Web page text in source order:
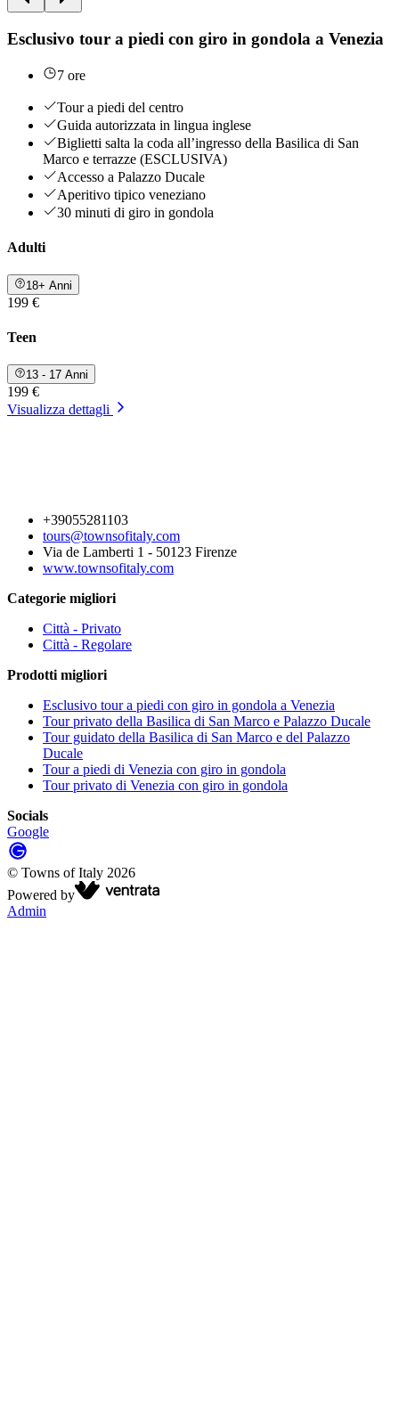
Esclusivo tour a piedi con giro in gondola a Venezia
7 ore
Tour a piedi del centro
Guida autorizzata in lingua inglese
Biglietti salta la coda all’ingresso della Basilica di San
Marco e terrazze (ESCLUSIVA)
Accesso a Palazzo Ducale
Aperitivo tipico veneziano
30 minuti di giro in gondola
Adulti
18+ Anni
199 €
Teen
13 - 17 Anni
199 €
Visualizza dettagli
+39055281103
tours@townsofitaly.com
Via de Lamberti 1 - 50123 Firenze
www.townsofitaly.com
Categorie migliori
Città - Privato
Città - Regolare
Prodotti migliori
Esclusivo tour a piedi con giro in gondola a Venezia
Tour privato della Basilica di San Marco e Palazzo Ducale
Tour guidato della Basilica di San Marco e del Palazzo
Ducale
Tour a piedi di Venezia con giro in gondola
Tour privato di Venezia con giro in gondola
Socials
Google
© Towns of Italy 2026
Powered by
Admin